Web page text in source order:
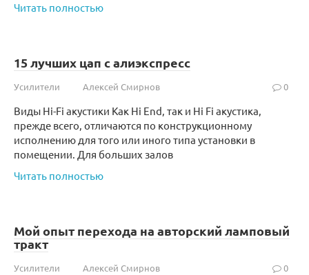
Читать полностью
15 лучших цап с алиэкспресс
Усилители Алексей Смирнов 0
Виды Hi-Fi акустики Как Hi End, так и Hi Fi акустика,
прежде всего, отличаются по конструкционному
исполнению для того или иного типа установки в
помещении. Для больших залов
Читать полностью
Мой опыт перехода на авторский ламповый
тракт
Усилители Алексей Смирнов 0